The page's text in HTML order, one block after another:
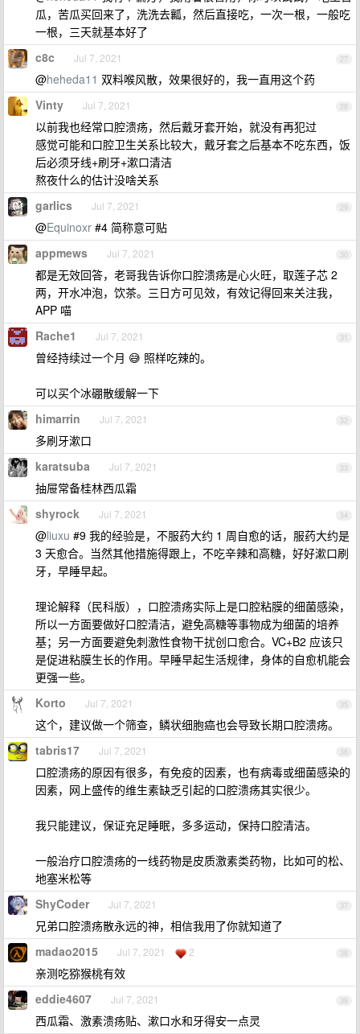
瓜，苦瓜买回来了，洗洗去瓤，然后直接吃，一次一根，一般吃
一根，三天就基本好了
27
c8c Jul 7, 2021
@heheda11 双料喉风散，效果很好的，我一直用这个药
28
Vinty Jul 7, 2021
以前我也经常口腔溃疡，然后戴牙套开始，就没有再犯过
感觉可能和口腔卫生关系比较大，戴牙套之后基本不吃东西，饭
后必须牙线+刷牙+漱口清洁
熬夜什么的估计没啥关系
29
garlics Jul 7, 2021
@Equinoxr #4 简称意可贴
30
appmews Jul 7, 2021
都是无效回答，老哥我告诉你口腔溃疡是心火旺，取莲子芯 2
两，开水冲泡，饮茶。三日方可见效，有效记得回来关注我，
APP 喵
31
Rache1 Jul 7, 2021
曾经持续过一个月 😅 照样吃辣的。
可以买个冰硼散缓解一下
32
himarrin Jul 7, 2021
多刷牙漱口
33
karatsuba Jul 7, 2021
抽屉常备桂林西瓜霜
34
shyrock Jul 7, 2021
@liuxu #9 我的经验是，不服药大约 1 周自愈的话，服药大约是
3 天愈合。当然其他措施得跟上，不吃辛辣和高糖，好好漱口刷
牙，早睡早起。
理论解释（民科版），口腔溃疡实际上是口腔粘膜的细菌感染，
所以一方面要做好口腔清洁，避免高糖等事物成为细菌的培养
基；另一方面要避免刺激性食物干扰创口愈合。VC+B2 应该只
是促进粘膜生长的作用。早睡早起生活规律，身体的自愈机能会
更强一些。
35
Korto Jul 7, 2021
这个，建议做一个筛查，鳞状细胞癌也会导致长期口腔溃疡。
36
tabris17 Jul 7, 2021
口腔溃疡的原因有很多，有免疫的因素，也有病毒或细菌感染的
因素，网上盛传的维生素缺乏引起的口腔溃疡其实很少。
我只能建议，保证充足睡眠，多多运动，保持口腔清洁。
一般治疗口腔溃疡的一线药物是皮质激素类药物，比如可的松、
地塞米松等
37
ShyCoder Jul 7, 2021
兄弟口腔溃疡散永远的神，相信我用了你就知道了
38
madao2015 Jul 7, 2021 2
亲测吃猕猴桃有效
39
eddie4607 Jul 7, 2021
西瓜霜、激素溃疡贴、漱口水和牙得安一点灵